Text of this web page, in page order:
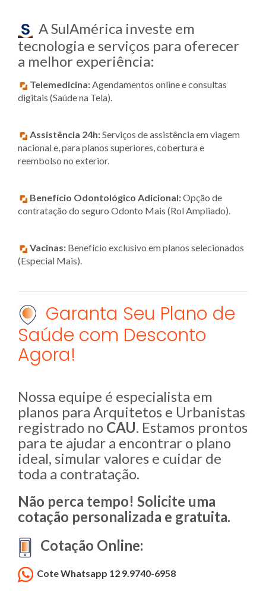
A SulAmérica investe em
tecnologia e serviços para oferecer
a melhor experiência:
Telemedicina:Agendamentos online e consultas
digitais (Saúde na Tela).
Assistência 24h:Serviços de assistência em viagem
nacional e, para planos superiores, cobertura e
reembolso no exterior.
Benefício Odontológico Adicional:Opção de
contratação do seguro Odonto Mais (Rol Ampliado).
Vacinas: Benefício exclusivo em planos selecionados
(Especial Mais).
Garanta Seu Plano de
Saúde com Desconto
Agora!
Nossa equipe é especialista em
planos para Arquitetos e Urbanistas
registrado no CAU. Estamos prontos
para te ajudar a encontrar o plano
ideal, simular valores e cuidar de
toda a contratação.
Não perca tempo! Solicite uma
cotação personalizada e gratuita.
Cotação Online:
Cote Whatsapp 12 9.9740-6958